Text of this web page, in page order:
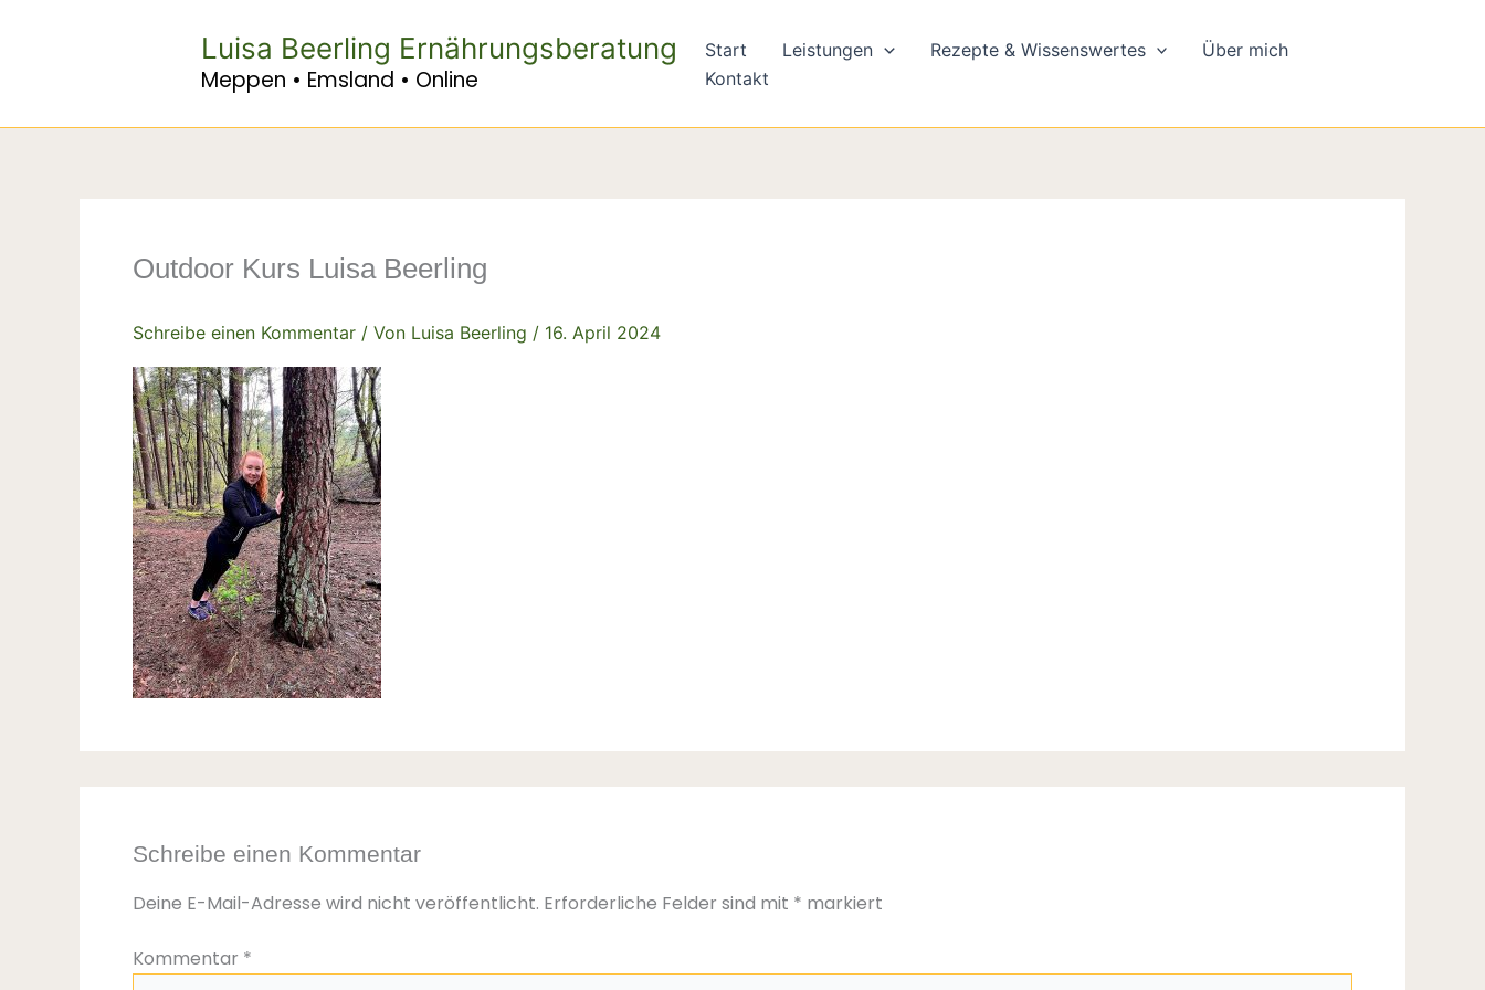
Luisa Beerling Ernährungsberatung
Meppen • Emsland • Online
Start Leistungen Rezepte & Wissenswertes
Über mich
Kontakt
Outdoor Kurs Luisa Beerling
Schreibe einen Kommentar / Von Luisa Beerling / 16. April 2024
Schreibe einen Kommentar
Deine E-Mail-Adresse wird nicht veröffentlicht. Erforderliche Felder sind mit * markiert
Kommentar *